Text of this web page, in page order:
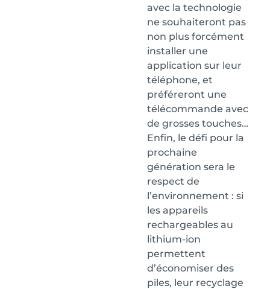
avec la technologie
ne souhaiteront pas
non plus forcément
installer une
application sur leur
téléphone, et
préféreront une
télécommande avec
de grosses touches…
Enfin, le défi pour la
prochaine
génération sera le
respect de
l’environnement : si
les appareils
rechargeables au
lithium-ion
permettent
d’économiser des
piles, leur recyclage